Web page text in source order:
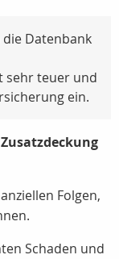
Datenbank
sehr teuer und
ein.
Folgen,
Schaden und